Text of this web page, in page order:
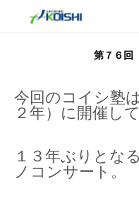
第７６
今回のコイシ塾
２年）に開催し
１３年ぶりとな
ノコンサート。